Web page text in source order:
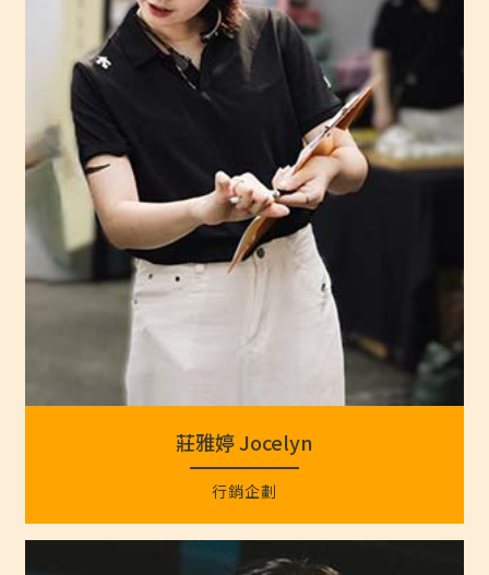
莊雅婷 Jocelyn
行銷企劃